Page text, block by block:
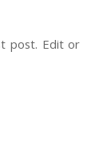
post. Edit or